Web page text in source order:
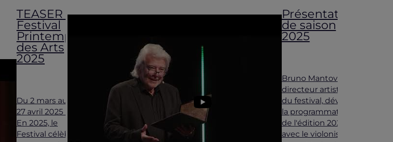
TEASER -
Festival
Printemps
des Arts
2025
Du 2 mars au
27 avril 2025 -
En 2025, le
Festival célèbre
Présentation
de saison
2025
Bruno Mantovani,
directeur artistique
du festival, dévoile
la programmation
de l'édition 2025
avec le violoniste,